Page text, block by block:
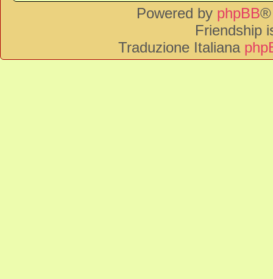
Powered by phpBB®
Friendship
Traduzione Italiana